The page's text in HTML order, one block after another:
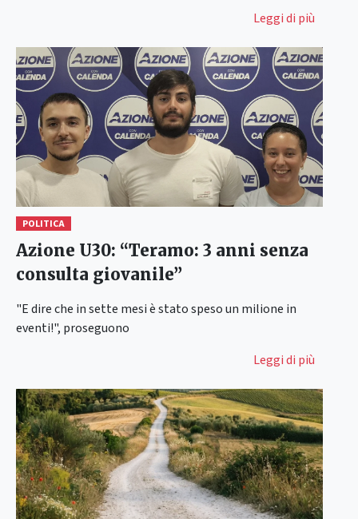
Leggi di più
POLITICA
Azione U30: “Teramo: 3 anni senza
consulta giovanile”
"E dire che in sette mesi è stato speso un milione in
eventi!", proseguono
Leggi di più